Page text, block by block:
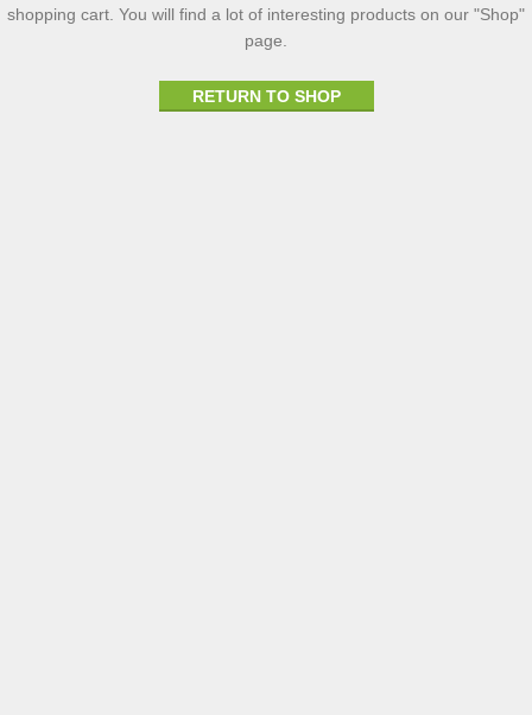
shopping cart. You will find a lot of interesting products on our "Shop"
page.
RETURN TO SHOP